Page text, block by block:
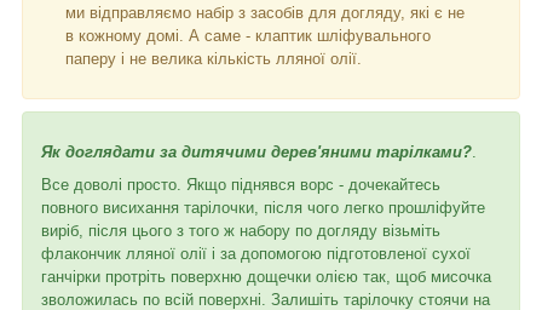
ми відправляємо набір з засобів для догляду, які є не
в кожному домі. А саме - клаптик шліфувального
паперу і не велика кількість лляної олії.
Як доглядати за дитячими дерев'яними тарілками?
Все доволі просто. Якщо піднявся ворс - дочекайтесь
повного висихання тарілочки, після чого легко прошліфуйте
виріб, після цього з того ж набору по догляду візьміть
флакончик лляної олії і за допомогою підготовленої сухої
ганчірки протріть поверхню дощечки олією так, щоб мисочка
зволожилась по всій поверхні. Залишіть тарілочку стоячи на